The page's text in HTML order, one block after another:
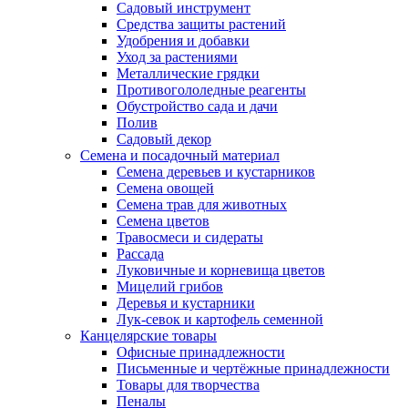
Садовый инструмент
Средства защиты растений
Удобрения и добавки
Уход за растениями
Металлические грядки
Противогололедные реагенты
Обустройство сада и дачи
Полив
Садовый декор
Семена и посадочный материал
Семена деревьев и кустарников
Семена овощей
Семена трав для животных
Семена цветов
Травосмеси и сидераты
Рассада
Луковичные и корневища цветов
Мицелий грибов
Деревья и кустарники
Лук-севок и картофель семенной
Канцелярские товары
Офисные принадлежности
Письменные и чертёжные принадлежности
Товары для творчества
Пеналы